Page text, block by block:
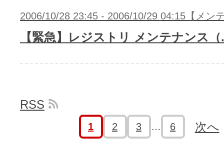
2006/10/28 23:45 - 2006/10/29 04:15【メン
【緊急】レジストリ メンテナンス
RSS
1 2 3 … 6 次へ